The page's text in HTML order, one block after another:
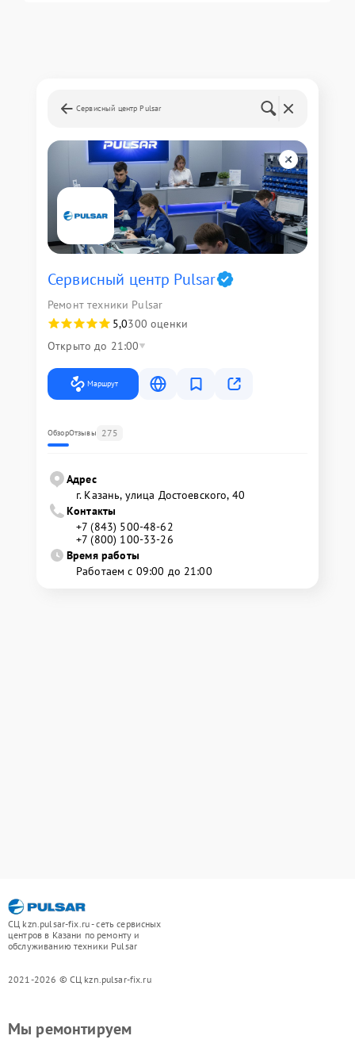
Сервисный центр Pulsar
Сервисный центр Pulsar
Ремонт техники Pulsar
5,0300 оценки
Открыто до 21:00
Маршрут
ОбзорОтзывы 275
Адрес
г. Казань, улица Достоевского, 40
Контакты
+7 (843) 500-48-62
+7 (800) 100-33-26
Время работы
Работаем с 09:00 до 21:00
СЦ kzn.pulsar-fix.ru - сеть сервисных
центров в Казани по ремонту и
обслуживанию техники Pulsar
2021-2026 © СЦ kzn.pulsar-fix.ru
Мы ремонтируем